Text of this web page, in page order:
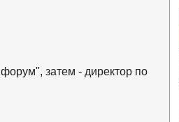
затем - директор по